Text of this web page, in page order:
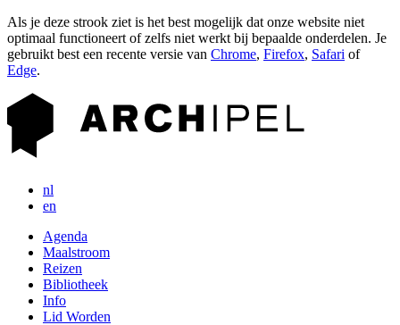
Als je deze strook ziet is het best mogelijk dat onze website niet
optimaal functioneert of zelfs niet werkt bij bepaalde onderdelen. Je
gebruikt best een recente versie van Chrome, Firefox, Safari of
Edge.
nl
en
Agenda
Maalstroom
Reizen
Bibliotheek
Info
Lid Worden